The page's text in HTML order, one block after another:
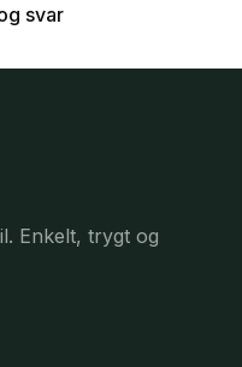
svar
Enkelt, trygt og